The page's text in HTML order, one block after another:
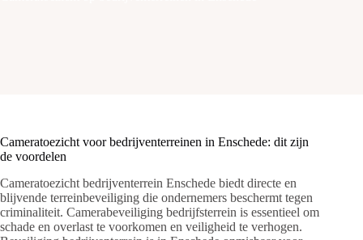
Cameratoezicht voor bedrijventerreinen in Enschede: dit zijn
de voordelen
Cameratoezicht bedrijventerrein Enschede biedt directe en
blijvende terreinbeveiliging die ondernemers beschermt tegen
criminaliteit. Camerabeveiliging bedrijfsterrein is essentieel om
schade en overlast te voorkomen en veiligheid te verhogen.